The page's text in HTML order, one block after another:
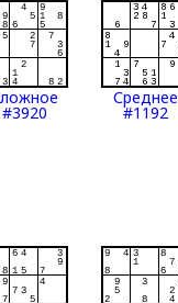
#3920
Среднее
#1192